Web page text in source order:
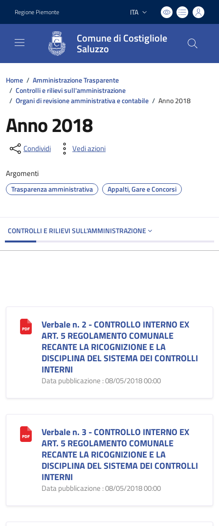
Regione Piemonte Lingua attiva:
ITA
Comune di Costigliole
Saluzzo
Home / Amministrazione Trasparente
/ Controlli e rilievi sull'amministrazione
/ Organi di revisione amministrativa e contabile / Anno 2018
Anno 2018
Condividi Vedi azioni
Argomenti
Trasparenza amministrativa Appalti, Gare e Concorsi
CONTROLLI E RILIEVI SULL'AMMINISTRAZIONE
Verbale n. 2 - CONTROLLO INTERNO EX
ART. 5 REGOLAMENTO COMUNALE
RECANTE LA RICOGNIZIONE E LA
DISCIPLINA DEL SISTEMA DEI CONTROLLI
INTERNI
Data pubblicazione : 08/05/2018 00:00
Verbale n. 3 - CONTROLLO INTERNO EX
ART. 5 REGOLAMENTO COMUNALE
RECANTE LA RICOGNIZIONE E LA
DISCIPLINA DEL SISTEMA DEI CONTROLLI
INTERNI
Data pubblicazione : 08/05/2018 00:00